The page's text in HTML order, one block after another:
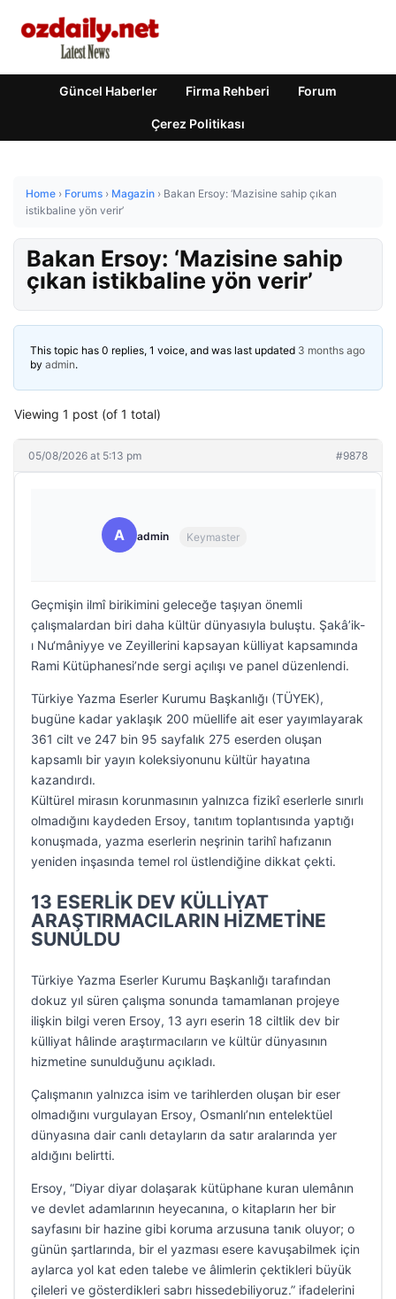
Güncel Haberler Firma Rehberi Forum
Çerez Politikası
Home › Forums › Magazin › Bakan Ersoy: ‘Mazisine sahip çıkan
istikbaline yön verir’
Bakan Ersoy: ‘Mazisine sahip
çıkan istikbaline yön verir’
This topic has 0 replies, 1 voice, and was last updated 3 months ago
by admin.
Viewing 1 post (of 1 total)
05/08/2026 at 5:13 pm #9878
A admin Keymaster
Geçmişin ilmî birikimini geleceğe taşıyan önemli
çalışmalardan biri daha kültür dünyasıyla buluştu. Şakâ’ik-
ı Nu‘mâniyye ve Zeyillerini kapsayan külliyat kapsamında
Rami Kütüphanesi’nde sergi açılışı ve panel düzenlendi.
Türkiye Yazma Eserler Kurumu Başkanlığı (TÜYEK),
bugüne kadar yaklaşık 200 müellife ait eser yayımlayarak
361 cilt ve 247 bin 95 sayfalık 275 eserden oluşan
kapsamlı bir yayın koleksiyonunu kültür hayatına
kazandırdı.
Kültürel mirasın korunmasının yalnızca fizikî eserlerle sınırlı
olmadığını kaydeden Ersoy, tanıtım toplantısında yaptığı
konuşmada, yazma eserlerin neşrinin tarihî hafızanın
yeniden inşasında temel rol üstlendiğine dikkat çekti.
13 ESERLİK DEV KÜLLİYAT
ARAŞTIRMACILARIN HİZMETİNE
SUNULDU
Türkiye Yazma Eserler Kurumu Başkanlığı tarafından
dokuz yıl süren çalışma sonunda tamamlanan projeye
ilişkin bilgi veren Ersoy, 13 ayrı eserin 18 ciltlik dev bir
külliyat hâlinde araştırmacıların ve kültür dünyasının
hizmetine sunulduğunu açıkladı.
Çalışmanın yalnızca isim ve tarihlerden oluşan bir eser
olmadığını vurgulayan Ersoy, Osmanlı’nın entelektüel
dünyasına dair canlı detayların da satır aralarında yer
aldığını belirtti.
Ersoy, “Diyar diyar dolaşarak kütüphane kuran ulemânın
ve devlet adamlarının heyecanına, o kitapların her bir
sayfasını bir hazine gibi koruma arzusuna tanık oluyor; o
günün şartlarında, bir el yazması esere kavuşabilmek için
aylarca yol kat eden talebe ve âlimlerin çektikleri büyük
çileleri ve gösterdikleri sabrı hissedebiliyoruz.” ifadelerini